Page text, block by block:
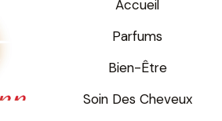
Accueil
Parfums
Bien-Être
Soin Des Cheveux